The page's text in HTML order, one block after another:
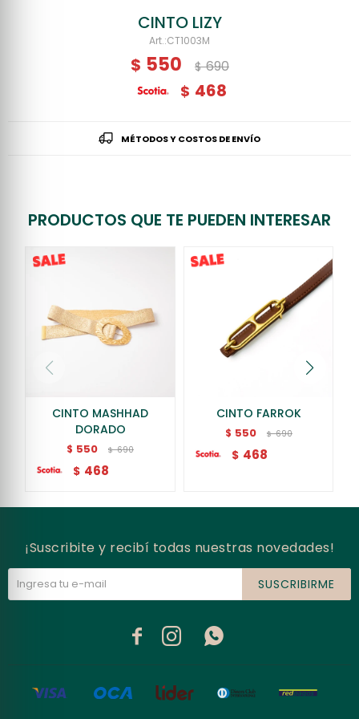
CINTO LIZY
CT1003M
$ 550 $ 690
$ 468
MÉTODOS Y COSTOS DE ENVÍO
PRODUCTOS QUE TE PUEDEN INTERESAR
CINTO MASHHAD
DORADO
$ 550 $ 690
$ 468
CINTO FARROK
$ 550 $ 690
$ 468
¡Suscribite y recibí todas nuestras novedades!
SUSCRIBIRME
  